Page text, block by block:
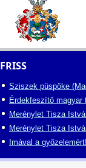
FRISS
Sziszek püspöke
Érdekfeszítő magyar
Merénylet Tisza
Merénylet Tisza
Imával a győzelemért!